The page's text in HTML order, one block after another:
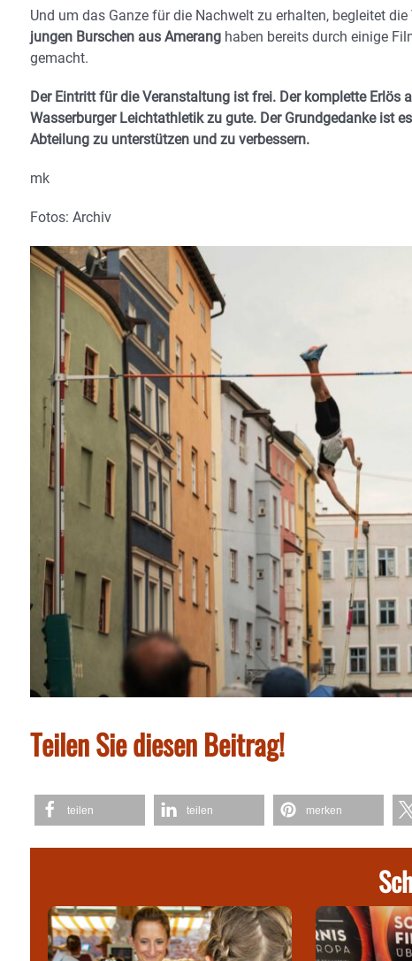
Und um das Ganze für die Nachwelt zu erhalten, begleitet
jungen Burschen aus Amerang haben bereits durch einige
gemacht.
Der Eintritt für die Veranstaltung ist frei. Der komplette
Wasserburger Leichtathletik zu gute. Der Grundgedanke ist
Abteilung zu unterstützen und zu verbessern.
mk
Fotos: Archiv
Teilen Sie diesen Beitrag!
teilen teilen merken